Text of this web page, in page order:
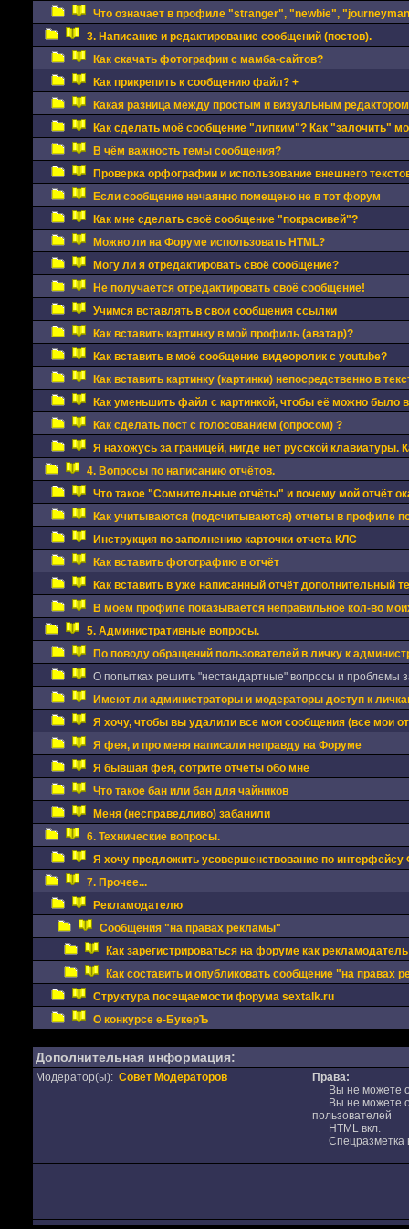
Что означает в профиле "stranger", "newbie",
3. Написание и редактирование сообщений (постов).
Как скачать фотографии с мамба-сайтов?
Как прикрепить к сообщению файл? +
Какая разница между простым и визуальным
Как сделать моё сообщение "липким"? Как "залочить"
В чём важность темы сообщения?
Проверка орфографии и использование внешнего
Если сообщение нечаянно помещено не в тот форум
Как мне сделать своё сообщение "покрасивей"?
Можно ли на Форуме использовать HTML?
Могу ли я отредактировать своё сообщение?
Не получается отредактировать своё сообщение!
Учимся вставлять в свои сообщения ссылки
Как вставить картинку в мой профиль (аватар)?
Как вставить в моё сообщение видеоролик с youtube?
Как вставить картинку (картинки) непосредственно в
Как уменьшить файл с картинкой, чтобы её можно было
Как сделать пост с голосованием (опросом) ?
Я нахожусь за границей, нигде нет русской клавиатуры.
4. Вопросы по написанию отчётов.
Что такое "Сомнительные отчёты" и почему мой отчёт
Как учитываются (подсчитываются) отчеты в профиле
Инструкция по заполнению карточки отчета КЛС
Как вставить фотографию в отчёт
Как вставить в уже написанный отчёт дополнительный
В моем профиле показывается неправильное кол-во
5. Административные вопросы.
По поводу обращений пользователей в личку к
О попытках решить "нестандартные" вопросы и проблемы
Имеют ли администраторы и модераторы доступ к
Я хочу, чтобы вы удалили все мои сообщения (все мои
Я фея, и про меня написали неправду на Форуме
Я бывшая фея, сотрите отчеты обо мне
Что такое бан или бан для чайников
Меня (несправедливо) забанили
6. Технические вопросы.
Я хочу предложить усовершенствование по интерфейсу
7. Прочее...
Рекламодателю
Сообщения "на правах рекламы"
Как зарегистрироваться на форуме как рекламодатель
Как составить и опубликовать сообщение "на правах
Структура посещаемости форума sextalk.ru
О конкурсе е-БукерЪ
Дополнительная информация:
Модератор(ы): Совет Модераторов
Права:
Вы не можете
Вы не можете
пользователей
HTML вкл.
Спецразметка